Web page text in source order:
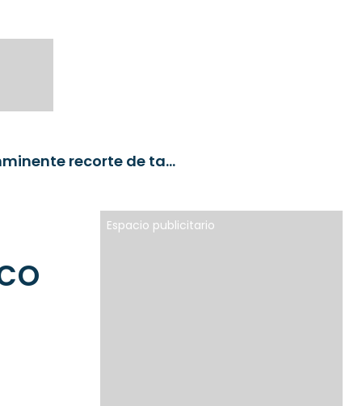
Santander Chile: IPoM del Banco Central confirma inminente recorte de tasas
Espacio publicitario